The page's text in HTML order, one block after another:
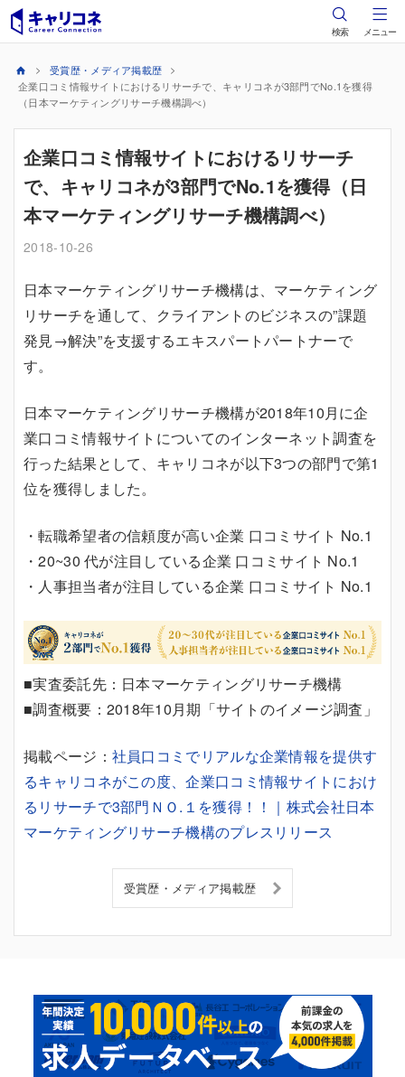
検索 メニュー
受賞歴・メディア掲載歴
企業口コミ情報サイトにおけるリサーチで、キャリコネが3部門でNo.1を獲得
（日本マーケティングリサーチ機構調べ）
企業口コミ情報サイトにおけるリサーチ
で、キャリコネが3部門でNo.1を獲得（日
本マーケティングリサーチ機構調べ）
2018-10-26
日本マーケティングリサーチ機構は、マーケティング
リサーチを通して、クライアントのビジネスの”課題
発見→解決”を支援するエキスパートパートナーで
す。
日本マーケティングリサーチ機構が2018年10月に企
業口コミ情報サイトについてのインターネット調査を
行った結果として、キャリコネが以下3つの部門で第1
位を獲得しました。
・転職希望者の信頼度が高い企業 口コミサイト No.1
・20~30 代が注目している企業 口コミサイト No.1
・人事担当者が注目している企業 口コミサイト No.1
■実査委託先：日本マーケティングリサーチ機構
■調査概要：2018年10月期「サイトのイメージ調査」
掲載ページ： 社員口コミでリアルな企業情報を提供す
るキャリコネがこの度、企業口コミ情報サイトにおけ
るリサーチで3部門ＮＯ.１を獲得！！｜株式会社日本
マーケティングリサーチ機構のプレスリリース
受賞歴・メディア掲載歴